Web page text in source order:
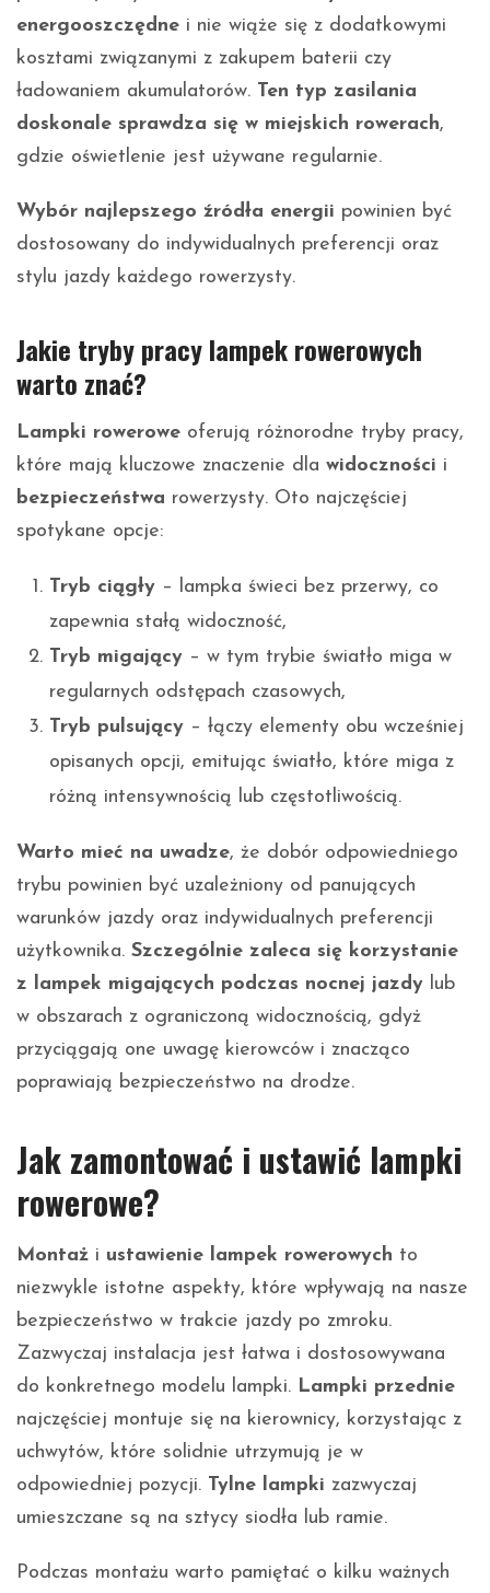
energooszczędne i nie wiąże się z dodatkowymi
kosztami związanymi z zakupem baterii czy
ładowaniem akumulatorów. Ten typ zasilania
doskonale sprawdza się w miejskich rowerach,
gdzie oświetlenie jest używane regularnie.
Wybór najlepszego źródła energii powinien być
dostosowany do indywidualnych preferencji oraz
stylu jazdy każdego rowerzysty.
Jakie tryby pracy lampek rowerowych
warto znać?
Lampki rowerowe oferują różnorodne tryby pracy,
które mają kluczowe znaczenie dla widoczności i
bezpieczeństwa rowerzysty. Oto najczęściej
spotykane opcje:
Tryb ciągły – lampka świeci bez przerwy, co
zapewnia stałą widoczność,
Tryb migający – w tym trybie światło miga w
regularnych odstępach czasowych,
Tryb pulsujący – łączy elementy obu wcześniej
opisanych opcji, emitując światło, które miga z
różną intensywnością lub częstotliwością.
Warto mieć na uwadze, że dobór odpowiedniego
trybu powinien być uzależniony od panujących
warunków jazdy oraz indywidualnych preferencji
użytkownika. Szczególnie zaleca się korzystanie
z lampek migających podczas nocnej jazdy lub
w obszarach z ograniczoną widocznością, gdyż
przyciągają one uwagę kierowców i znacząco
poprawiają bezpieczeństwo na drodze.
Jak zamontować i ustawić lampki
rowerowe?
Montaż i ustawienie lampek rowerowych to
niezwykle istotne aspekty, które wpływają na nasze
bezpieczeństwo w trakcie jazdy po zmroku.
Zazwyczaj instalacja jest łatwa i dostosowywana
do konkretnego modelu lampki. Lampki przednie
najczęściej montuje się na kierownicy, korzystając z
uchwytów, które solidnie utrzymują je w
odpowiedniej pozycji. Tylne lampki zazwyczaj
umieszczane są na sztycy siodła lub ramie.
Podczas montażu warto pamiętać o kilku ważnych